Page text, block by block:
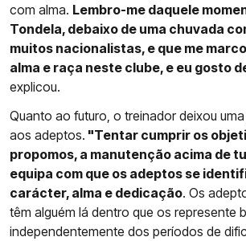
com alma. Lembro-me daquele
Tondela, debaixo de uma chuvada
muitos nacionalistas, e que me
alma e raça neste clube, e eu gosto
explicou.
Quanto ao futuro, o treinador deixou
aos adeptos. "Tentar cumprir os
propomos, a manutenção acima de
equipa com que os adeptos se
carácter, alma e dedicação. Os
têm alguém lá dentro que os represente
independentemente dos períodos de